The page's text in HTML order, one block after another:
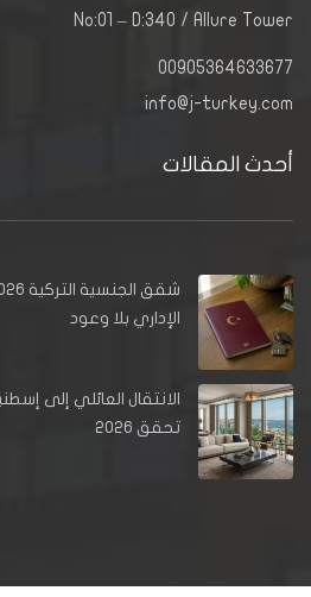
No:01 – D:340 / Allure Tower
00905364633677
info@j-turkey.com
أحدث المقالات
الإداري بلا وعود
الانتقال العائلي إلى
تحقق 2026